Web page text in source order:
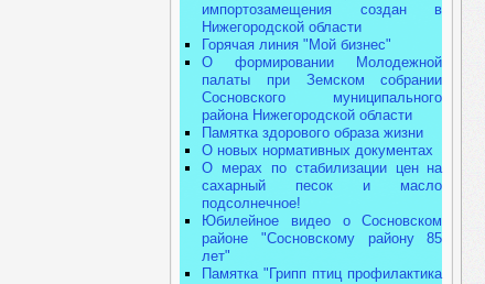
импортозамещения создан в
Нижегородской области
Горячая линия "Мой бизнес"
О формировании Молодежной
палаты при Земском собрании
Сосновского муниципального
района Нижегородской области
Памятка здорового образа жизни
О новых нормативных документах
О мерах по стабилизации цен на
сахарный песок и масло
подсолнечное!
Юбилейное видео о Сосновском
районе "Сосновскому району 85
лет"
Памятка "Грипп птиц профилактика